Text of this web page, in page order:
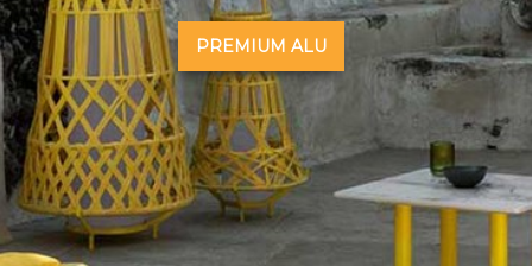
PREMIUM ALU